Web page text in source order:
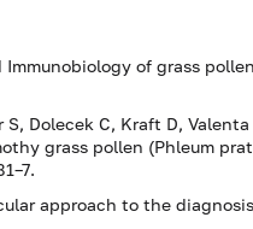
of grass
S, Dolecek C, Kraft D,
grass pollen (Phleum
approach to the